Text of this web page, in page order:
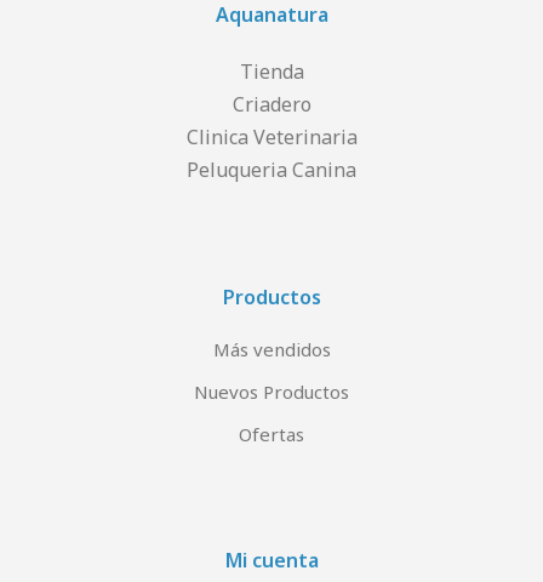
Aquanatura
Tienda
Criadero
Clinica Veterinaria
Peluqueria Canina
Productos
Más vendidos
Nuevos Productos
Ofertas
Mi cuenta